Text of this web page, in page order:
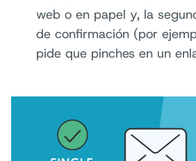
web o en papel y, la
de confirmación (por
pide que pinches en un